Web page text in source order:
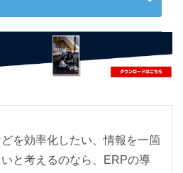
マース
ラウドコンピューティング
を効率化したい、情報を一箇
と考えるのなら、ERPの導